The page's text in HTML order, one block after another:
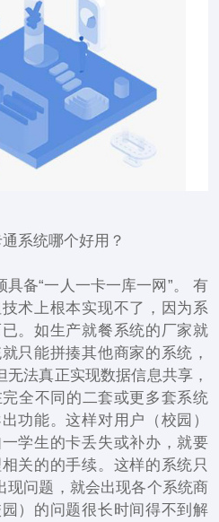
系统哪个好用？
具备“一人一卡一库一网”。 有
术上根本实现不了，因为系
。如生产就餐系统的厂家就
只能拼揍其他商家的系统，
无法真正实现数据信息共享，
全不同的二套或更多套系统
功能。这样对用户（校园）
学生的卡丢失或补办，就要
关的的手续。这样的系统只
现问题，就会出现各个系统商
）的问题很长时间得不到解